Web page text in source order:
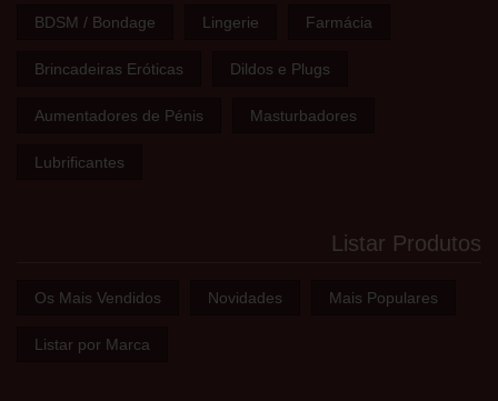
BDSM / Bondage Lingerie Farmácia
Brincadeiras Eróticas Dildos e Plugs
Aumentadores de Pénis Masturbadores
Lubrificantes
Listar Produtos
Os Mais Vendidos Novidades Mais Populares
Listar por Marca